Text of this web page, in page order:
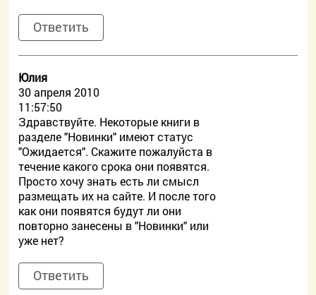
Ответить
Юлия
30 апреля 2010
11:57:50
Здравствуйте. Некоторые книги в
разделе "Новинки" имеют статус
"Ожидается". Скажите пожалуйста в
течение какого срока они появятся.
Просто хочу знать есть ли смысл
размещать их на сайте. И после того
как они появятся будут ли они
повторно занесены в "Новинки" или
уже нет?
Ответить